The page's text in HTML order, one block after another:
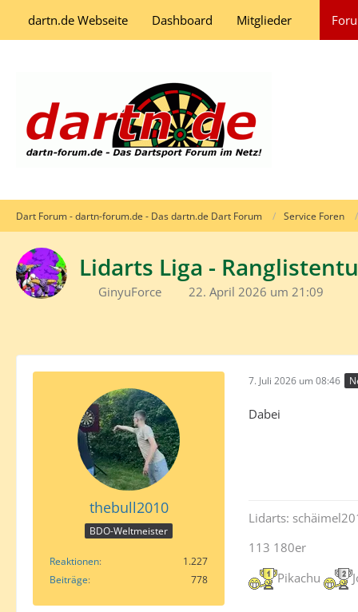
dartn.de Webseite Dashboard Mitglieder
Dart Forum - dartn-forum.de - Das dartn.de Dart Forum Service Foren
Lidarts Liga -
GinyuForce 22. April 2026 um 21:09
thebull2010
BDO-Weltmeister
Reaktionen
1.227
Beiträge
778
7. Juli 2026 um 08:46
Dabei
Lidarts:
113 180er
Pikachu